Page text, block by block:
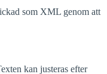
som XML genom att
kan justeras efter